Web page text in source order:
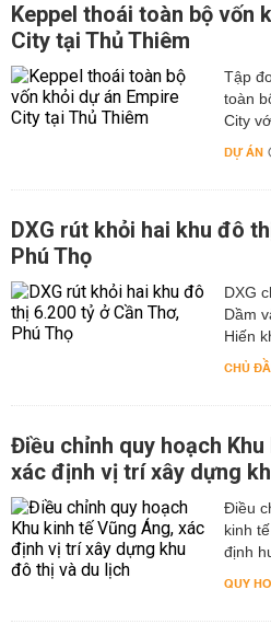
Keppel thoái toàn bộ vốn
City tại Thủ Thiêm
Tập
toàn
City
DỰ ÁN
DXG rút khỏi hai khu đô
Phú Thọ
DXG
Dầm
Hiến
CHỦ
Điều chỉnh quy hoạch
xác định vị trí xây dựng
Điều
kinh
định
QUY